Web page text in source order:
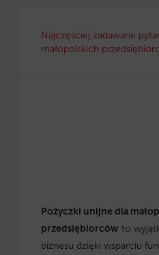
Najczęściej zadawane
małopolskich
Pożyczki unijne dla
przedsiębiorców to
biznesu dzięki wsparciu